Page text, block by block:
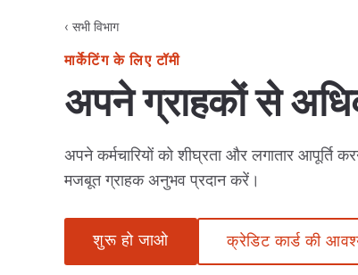
‹ सभी विभाग
मार्केटिंग के लिए टॉमी
अपने ग्राहकों से
अपने कर्मचारियों को शीघ्रता और लगातार आपूर्ति
मजबूत ग्राहक अनुभव प्रदान करें।
शुरू हो जाओ क्रेडिट कार्ड की